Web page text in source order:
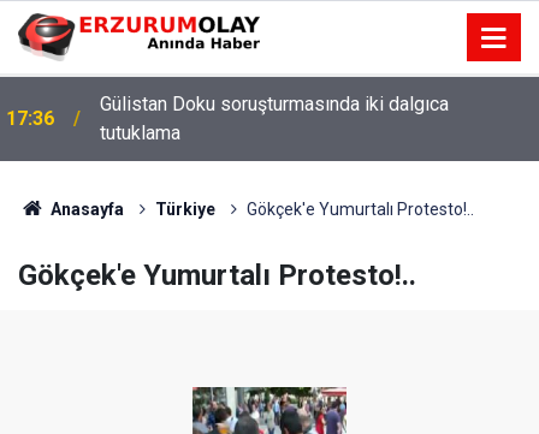
17:36
Gülistan Doku soruşturmasında iki dalgıca
tutuklama
Anasayfa Türkiye Gökçek'e Yumurtalı Protesto!..
Gökçek'e Yumurtalı Protesto!..